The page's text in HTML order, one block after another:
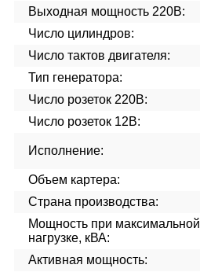
Выходная мощность 220В:
Число цилиндров:
Число тактов двигателя:
Тип генератора:
Число розеток 220В:
Число розеток 12В:
Исполнение:
Объем картера:
Страна производства:
Мощность при максимальной
нагрузке, кВА:
Активная мощность: